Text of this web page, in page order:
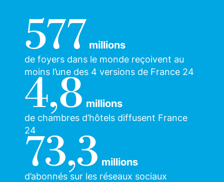
577 millions
de foyers dans le monde reçoivent au
moins l’une des 4 versions de France 24
4,8 millions
de chambres d’hôtels diffusent France
24
73,3 millions
d’abonnés sur les réseaux sociaux